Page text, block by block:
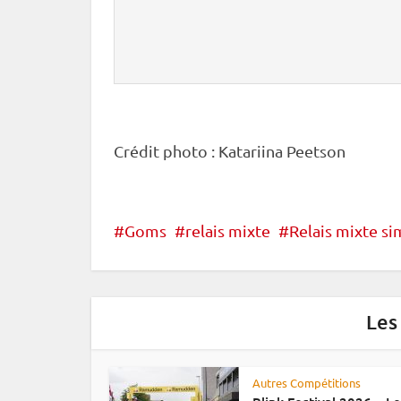
Crédit photo : Katariina Peetson
Goms relais mixte Relais mixte
Autres Compétitions